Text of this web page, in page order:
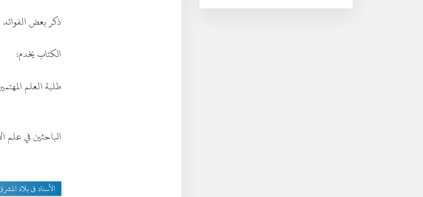
ذكر بعض الفوائد
الكتاب يخدم:
طلبة العلم
الباحثين في علم
الأسناد فى بلاد